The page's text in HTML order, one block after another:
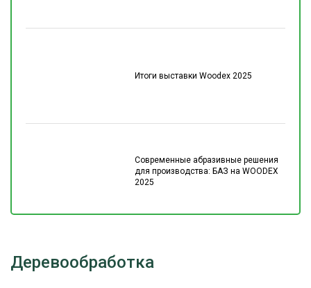
Итоги выставки Woodex 2025
Современные абразивные решения
для производства: БАЗ на WOODEX
2025
Деревообработка